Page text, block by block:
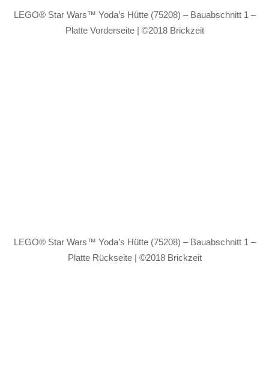
LEGO® Star Wars™ Yoda’s Hütte (75208) – Bauabschnitt 1 –
Platte Vorderseite | ©2018 Brickzeit
LEGO® Star Wars™ Yoda’s Hütte (75208) – Bauabschnitt 1 –
Platte Rückseite | ©2018 Brickzeit